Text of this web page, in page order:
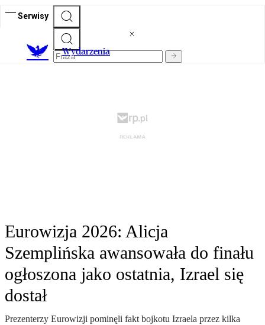
Serwisy
Wydarzenia
Eurowizja 2026: Alicja
Szemplińska awansowała do finału
ogłoszona jako ostatnia, Izrael się
dostał
Prezenterzy Eurowizji pominęli fakt bojkotu Izraela przez kilka